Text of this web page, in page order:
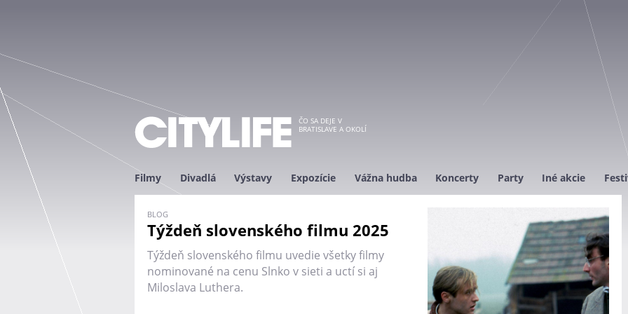
ČO SA DEJE V
BRATISLAVE A OKOLÍ
Filmy Divadlá Výstavy Expozície Vážna hudba Koncerty Party Iné akcie
Týždeň slovenského filmu 2025
Týždeň slovenského filmu uvedie všetky filmy
nominované na cenu Slnko v sieti a uctí si aj
Miloslava Luthera.
BLOG